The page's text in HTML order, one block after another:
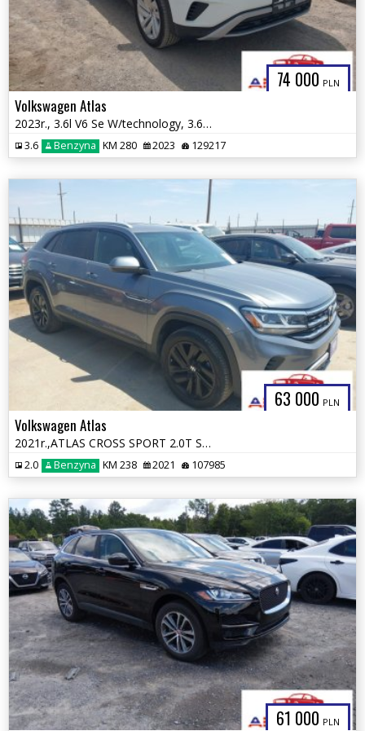
74 000 PLN
Volkswagen Atlas
2023r., 3.6l V6 Se W/technology, 3.6L, od ubezpieczalni
3.6 Benzyna KM 280 2023 129217
63 000 PLN
Volkswagen Atlas
2021r.,ATLAS CROSS SPORT 2.0T SE W/TECHNOLOGY, 2L, od ubezpieczalni
2.0 Benzyna KM 238 2021 107985
61 000 PLN